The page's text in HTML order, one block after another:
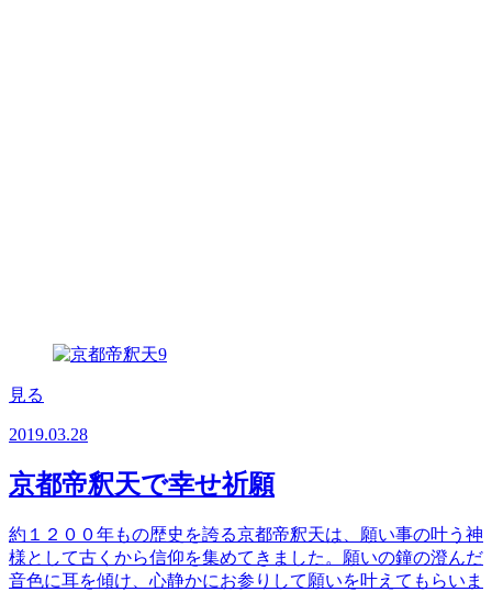
見る
2019.03.28
京都帝釈天で幸せ祈願
約１２００年もの歴史を誇る京都帝釈天は、願い事の叶う神
様として古くから信仰を集めてきました。願いの鐘の澄んだ
音色に耳を傾け、心静かにお参りして願いを叶えてもらいま